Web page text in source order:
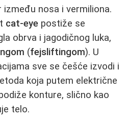
nosa i vermiliona.
cat-eye postiže se
obrva i jagodičnog luka,
(fejsliftingom). U
sve se češće izvodi i
koja putem električne
konture, slično kao
telo.